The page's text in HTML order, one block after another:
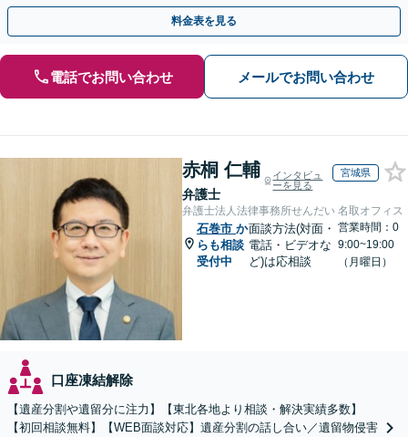
執行／事業承継など、お任せください」【休日相談あり】
料金表を見る
電話でお問い合わせ メールでお問い合わせ
赤桐 仁輔
弁護士
インタビュ
ーを見る
宮城県
弁護士法人法律事務所せんだい 名取オフィス
石巻市 か
らも相談
受付中
面談方法(対面・
電話・ビデオな
ど)は応相談
営業時間：0
9:00~19:00
（月曜日）
口座凍結解除
【遺産分割や遺留分に注力】【東北各地より相談・解決実績多数】
【初回相談無料】【WEB面談対応】遺産分割の話し合い／遺留物侵害